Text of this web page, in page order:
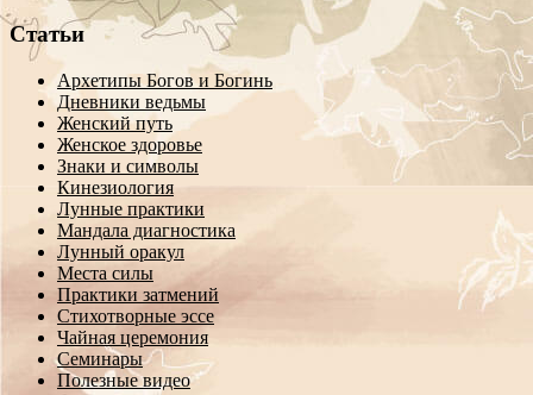
Статьи
Архетипы Богов и Богинь
Дневники ведьмы
Женский путь
Женское здоровье
Знаки и символы
Кинезиология
Лунные практики
Мандала диагностика
Лунный оракул
Места силы
Практики затмений
Стихотворные эссе
Чайная церемония
Семинары
Полезные видео